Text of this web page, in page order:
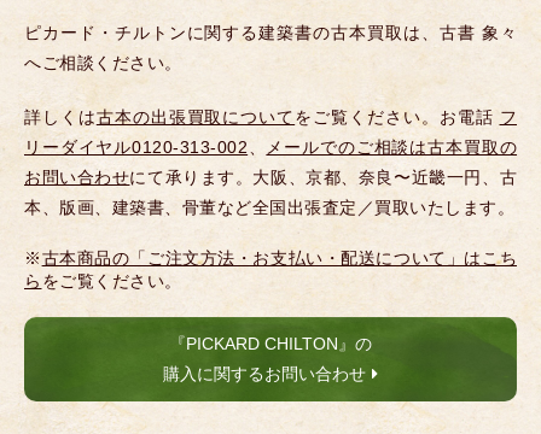
ピカード・チルトンに関する建築書の古本買取は、古書 象々
へご相談ください。
詳しくは古本の出張買取についてをご覧ください。お電話 フ
リーダイヤル0120-313-002、
メールでのご相談は古本買取の
お問い合わせにて承ります。大阪、京都、奈良〜近畿一円、古
本、版画、建築書、骨董など全国出張査定／買取いたします。
※古本商品の「ご注文方法・お支払い・配送について」はこち
ら をご覧ください。
『PICKARD CHILTON』の
購入に関するお問い合わせ